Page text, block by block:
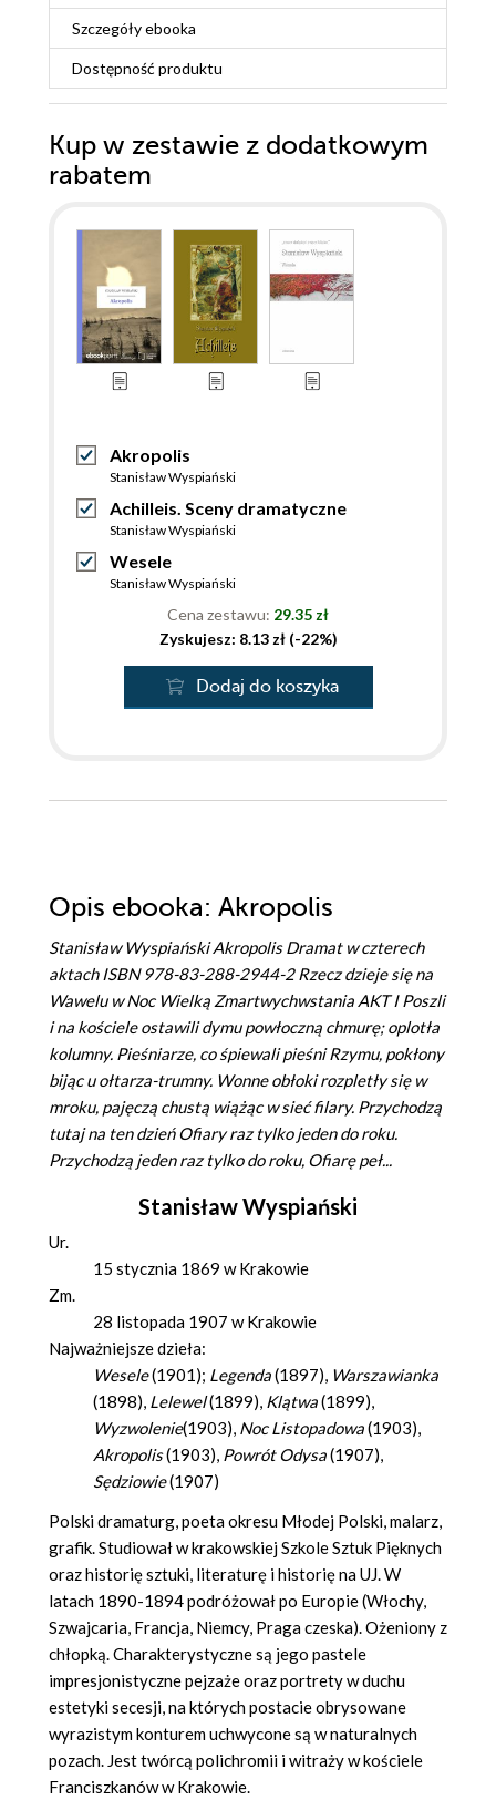
Szczegółyebooka
Dostępność produktu
Kup w zestawie z dodatkowym
rabatem
Akropolis
Stanisław Wyspiański
Achilleis. Sceny dramatyczne
Stanisław Wyspiański
Wesele
Stanisław Wyspiański
Cena zestawu: 29.35 zł
Zyskujesz: 8.13 zł (-22%)
Dodaj do koszyka
Opis ebooka: Akropolis
Stanisław Wyspiański Akropolis Dramat w czterech
aktach ISBN 978-83-288-2944-2 Rzecz dzieje się na
Wawelu w Noc Wielką Zmartwychwstania AKT I Poszli
i na kościele ostawili dymu powłoczną chmurę; oplotła
kolumny. Pieśniarze, co śpiewali pieśni Rzymu, pokłony
bijąc u ołtarza-trumny. Wonne obłoki rozpletły się w
mroku, pajęczą chustą wiążąc w sieć filary. Przychodzą
tutaj na ten dzień Ofiary raz tylko jeden do roku.
Przychodzą jeden raz tylko do roku, Ofiarę peł...
Stanisław Wyspiański
Ur.
15 stycznia 1869 w Krakowie
Zm.
28 listopada 1907 w Krakowie
Najważniejsze dzieła:
Wesele(1901); Legenda(1897), Warszawianka
(1898), Lelewel(1899), Klątwa(1899),
Wyzwolenie(1903), Noc Listopadowa(1903),
Akropolis(1903), Powrót Odysa(1907),
Sędziowie(1907)
Polski dramaturg, poeta okresu Młodej Polski, malarz,
grafik. Studiował w krakowskiej Szkole Sztuk Pięknych
oraz historię sztuki, literaturę i historię na UJ. W
latach 1890-1894 podróżował po Europie (Włochy,
Szwajcaria, Francja, Niemcy, Praga czeska). Ożeniony z
chłopką. Charakterystyczne są jego pastele
impresjonistyczne pejzaże oraz portrety w duchu
estetyki secesji, na których postacie obrysowane
wyrazistym konturem uchwycone są w naturalnych
pozach. Jest twórcą polichromii i witraży w kościele
Franciszkanów w Krakowie.